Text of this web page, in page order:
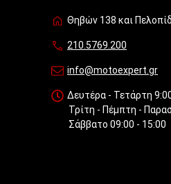
Θηβών 138 και
210.5769.200
info@motoexpert.gr
Δευτέρα - Τετάρτη
Τρίτη - Πέμπτη -
Σάββατο 09:00 - 15:00